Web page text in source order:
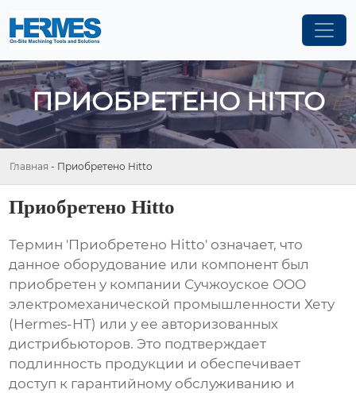
ПРИОБРЕТЕНО HITTO
Главная - Приобретено Hitto
Приобретено Hitto
Термин 'Приобретено Hitto' означает, что
данное оборудование или компонент был
приобретен у компании Сучжоуское ООО
электромеханической промышленности Хету
(Hermes-HT) или у ее авторизованных
дистрибьюторов. Это подтверждает
подлинность продукции и обеспечивает
доступ к гарантийному обслуживанию и